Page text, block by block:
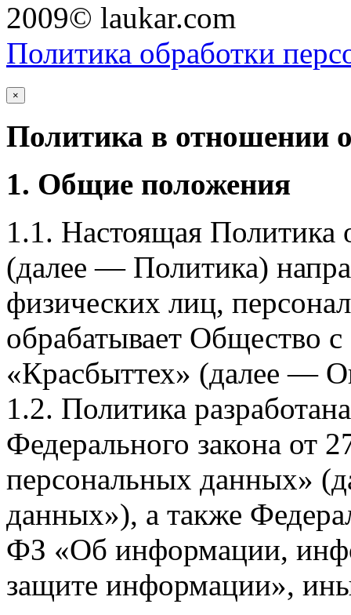
2009© laukar.com
Политика обработки
×
Политика в отношении
1. Общие положения
1.1. Настоящая Политика
(далее — Политика)
физических лиц,
обрабатывает Общество
«Красбыттех» (далее —
1.2. Политика
Федерального закона
персональных данных»
данных»), а также
ФЗ «Об информации,
защите информации»,